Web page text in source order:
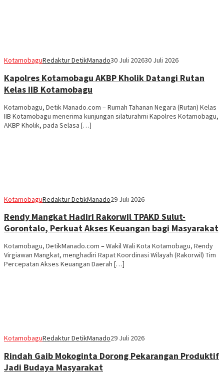
KotamobaguRedaktur DetikManado30 Juli 202630 Juli 2026
Kapolres Kotamobagu AKBP Kholik Datangi Rutan
Kelas IIB Kotamobagu
Kotamobagu, Detik Manado.com – Rumah Tahanan Negara (Rutan) Kelas
IIB Kotamobagu menerima kunjungan silaturahmi Kapolres Kotamobagu,
AKBP Kholik, pada Selasa […]
KotamobaguRedaktur DetikManado29 Juli 2026
Rendy Mangkat Hadiri Rakorwil TPAKD Sulut-
Gorontalo, Perkuat Akses Keuangan bagi Masyarakat
Kotamobagu, DetikManado.com – Wakil Wali Kota Kotamobagu, Rendy
Virgiawan Mangkat, menghadiri Rapat Koordinasi Wilayah (Rakorwil) Tim
Percepatan Akses Keuangan Daerah […]
KotamobaguRedaktur DetikManado29 Juli 2026
Rindah Gaib Mokoginta Dorong Pekarangan Produktif
Jadi Budaya Masyarakat